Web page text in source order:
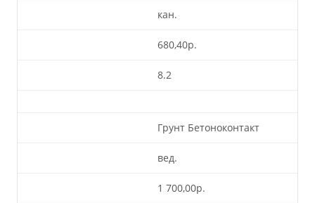
кан.
680,40р.
8.2
Грунт Бетоноконтакт
вед.
1 700,00р.